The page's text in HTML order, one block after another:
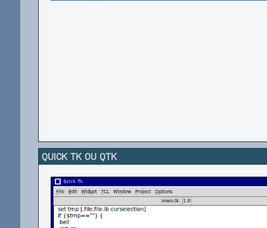
QUICK TK OU QTK